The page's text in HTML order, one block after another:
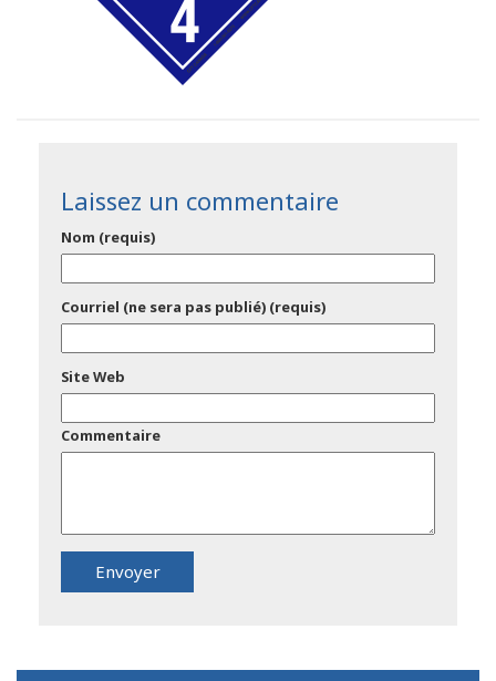
Laissez un commentaire
Nom (requis)
Courriel (ne sera pas publié) (requis)
Site Web
Commentaire